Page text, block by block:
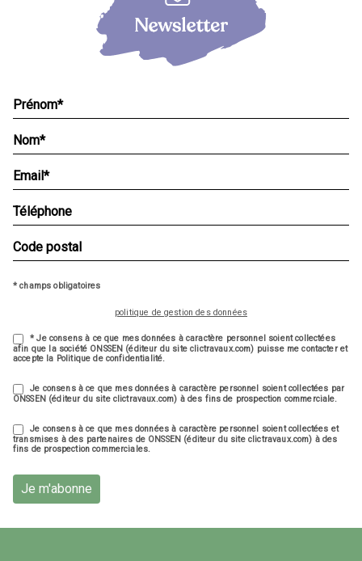
* champs obligatoires
politique de gestion des données
* Je consens à ce que mes données à caractère personnel soient collectées
afin que la société ONSSEN (éditeur du site clictravaux.com) puisse me contacter et
accepte la Politique de confidentialité.
Je consens à ce que mes données à caractère personnel soient collectées par
ONSSEN (éditeur du site clictravaux.com) à des fins de prospection commerciale.
Je consens à ce que mes données à caractère personnel soient collectées et
transmises à des partenaires de ONSSEN (éditeur du site clictravaux.com) à des
fins de prospection commerciales.
Je m'abonne